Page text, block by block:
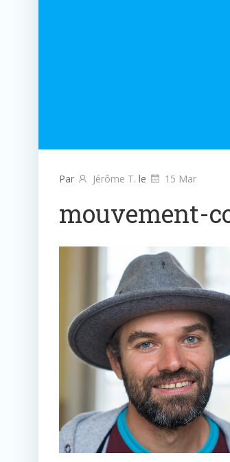
Par Jérôme T. le 15 Mar
mouvement-